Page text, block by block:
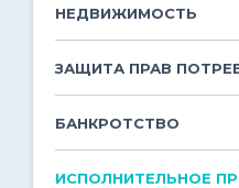
С 9:00 до 21:00
EN
НЕДВИЖИМОСТЬ
ЗАЩИТА ПРАВ
БАНКРОТСТВО
ИСПОЛНИТЕЛЬНОЕ